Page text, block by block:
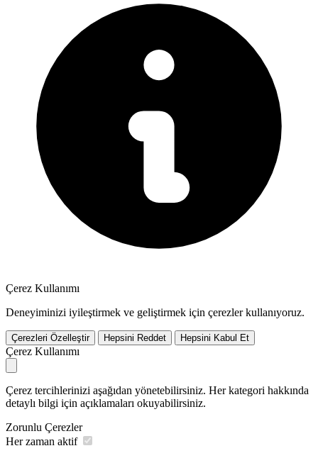
Çerez Kullanımı
Deneyiminizi iyileştirmek ve geliştirmek için çerezler kullanıyoruz.
Çerezleri Özelleştir Hepsini Reddet Hepsini Kabul Et
Çerez Kullanımı
Çerez tercihlerinizi aşağıdan yönetebilirsiniz. Her kategori hakkında
detaylı bilgi için açıklamaları okuyabilirsiniz.
Zorunlu Çerezler
Her zaman aktif